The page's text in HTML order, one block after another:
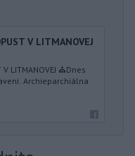
V LITMANOVEJ
V LITMANOVEJ ⛪️Dnes
Archieparchiálna